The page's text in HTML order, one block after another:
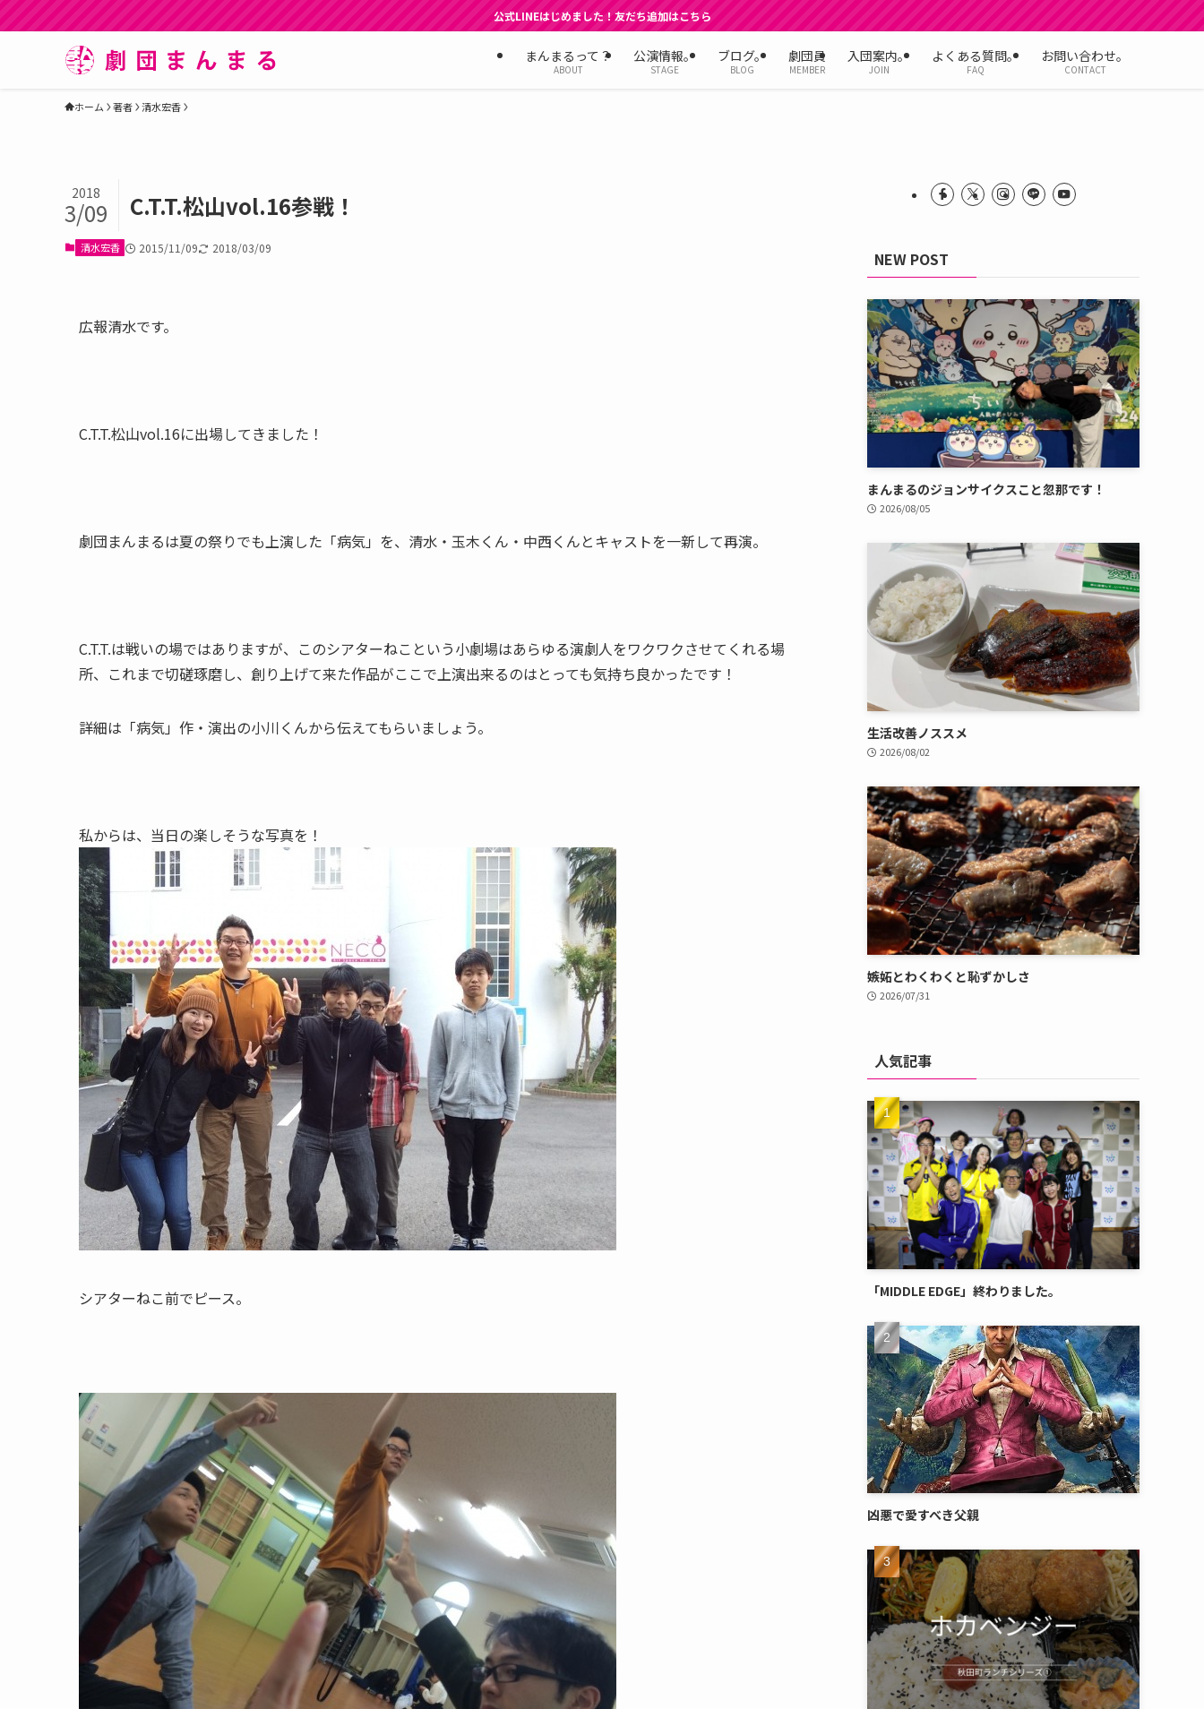
公式LINEはじめました！友だち追加はこちら
まんまるって？
ABOUT
公演情報。
STAGE
ブログ。
BLOG
劇団員
MEMBER
入団案内。
JOIN
よくある質問。
FAQ
お問い合わせ。
CONTACT
ホーム 著者 清水宏香
C.T.T.松山vol.16参戦！
2018
3/09
清水宏香 2015/11/09 2018/03/09
広報清水です。
C.T.T.松山vol.16に出場してきました！
劇団まんまるは夏の祭りでも上演した「病気」を、清水・玉木くん・中西くんとキャストを一新して再演。
C.T.T.は戦いの場ではありますが、このシアターねこという小劇場はあらゆる演劇人をワクワクさせてくれる場
所、これまで切磋琢磨し、創り上げて来た作品がここで上演出来るのはとっても気持ち良かったです！
詳細は「病気」作・演出の小川くんから伝えてもらいましょう。
私からは、当日の楽しそうな写真を！
シアターねこ前でピース。
NEW POST
まんまるのジョンサイクスこと忽那です！
2026/08/05
生活改善ノススメ
2026/08/02
嫉妬とわくわくと恥ずかしさ
2026/07/31
人気記事
「MIDDLE EDGE」終わりました。
凶悪で愛すべき父親